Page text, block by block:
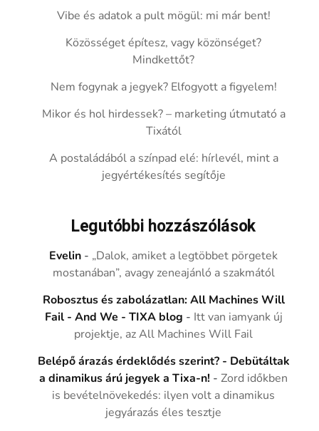
Vibe és adatok a pult mögül: mi már bent!
Közösséget építesz, vagy közönséget?
Mindkettőt?
Nem fogynak a jegyek? Elfogyott a figyelem!
Mikor és hol hirdessek? – marketing útmutató a
Tixától
A postaládából a színpad elé: hírlevél, mint a
jegyértékesítés segítője
Legutóbbi hozzászólások
Evelin - „Dalok, amiket a legtöbbet pörgetek
mostanában”, avagy zeneajánló a szakmától
Robosztus és zabolázatlan: All Machines Will
Fail - And We - TIXA blog - Itt van iamyank új
projektje, az All Machines Will Fail
Belépő árazás érdeklődés szerint? - Debütáltak
a dinamikus árú jegyek a Tixa-n! -Zord időkben
is bevételnövekedés: ilyen volt a dinamikus
jegyárazás éles tesztje